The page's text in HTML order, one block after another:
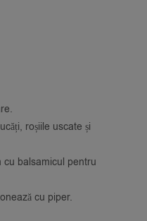
roșiile uscate și
cu balsamicul pentru
cu piper.